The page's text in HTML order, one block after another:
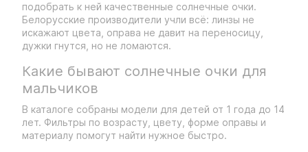
подобрать к ней качественные солнечные очки.
Белорусские производители учли всё: линзы не
искажают цвета, оправа не давит на переносицу,
дужки гнутся, но не ломаются.
Какие бывают солнечные очки для
мальчиков
В каталоге собраны модели для детей от 1 года до 14
лет. Фильтры по возрасту, цвету, форме оправы и
материалу помогут найти нужное быстро.